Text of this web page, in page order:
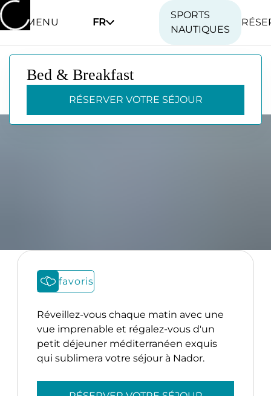
FR
MENU
SPORTS
NAUTIQUES
Bed & Breakfast
favoris
Réveillez-vous chaque matin avec une
vue imprenable et régalez-vous d'un
petit déjeuner méditerranéen exquis
qui sublimera votre séjour à Nador.
Bed & Breakfast
RÉSERVER VOTRE SÉJOUR